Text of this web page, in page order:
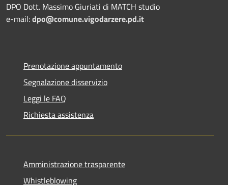
DPO Dott. Massimo Giuriati di MATCH studio
e-mail:dpo@comune.vigodarzere.pd.it
Prenotazione appuntamento
Segnalazione disservizio
Leggi le FAQ
Richiesta assistenza
Amministrazione trasparente
Whistleblowing